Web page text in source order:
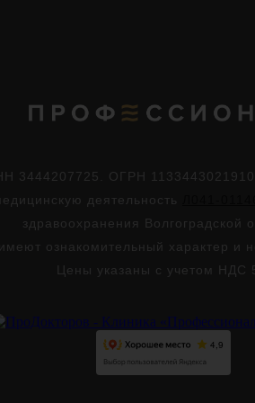
3444207725. ОГРН
деятельность
здравоохранения Волгоградской
ознакомительный характер и
Цены указаны с учетом НДС